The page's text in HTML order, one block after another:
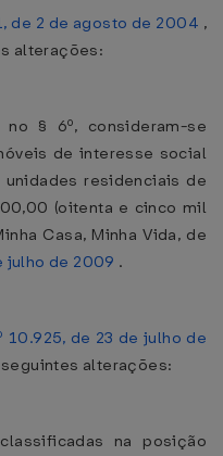
de 2 de agosto de 2004 ,
alterações:
§ 6º, consideram-se
de interesse social
residenciais de
(oitenta e cinco mil
Casa, Minha Vida, de
julho de 2009 .
10.925, de 23 de julho de
seguintes alterações:
na posição